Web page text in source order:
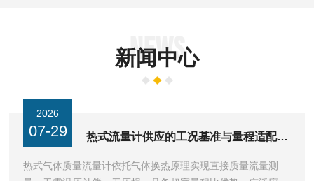
NEWS
新闻中心
2026
07-29 热式流量计供应的工况基准与量程适配逻辑
热式气体质量流量计依托气体换热原理实现直接质量流量测